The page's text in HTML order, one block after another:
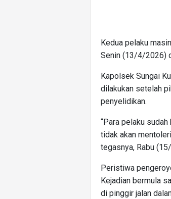
Kedua pelaku
Senin (13/4/2026)
Kapolsek Sungai
dilakukan setelah
penyelidikan.
“Para pelaku
tidak akan
tegasnya, Rabu
Peristiwa
Kejadian bermula
di pinggir jalan